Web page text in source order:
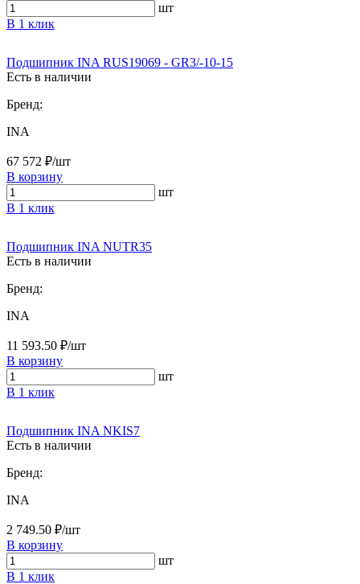
шт
В 1 клик
Подшипник INA RUS19069 - GR3/-10-15
Есть в наличии
Бренд:
INA
67 572 ₽/шт
В корзину
шт
В 1 клик
Подшипник INA NUTR35
Есть в наличии
Бренд:
INA
11 593.50 ₽/шт
В корзину
шт
В 1 клик
Подшипник INA NKIS7
Есть в наличии
Бренд:
INA
2 749.50 ₽/шт
В корзину
шт
В 1 клик